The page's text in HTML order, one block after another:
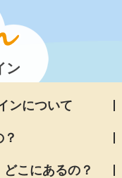
ン
ンについて
どこにあるの？